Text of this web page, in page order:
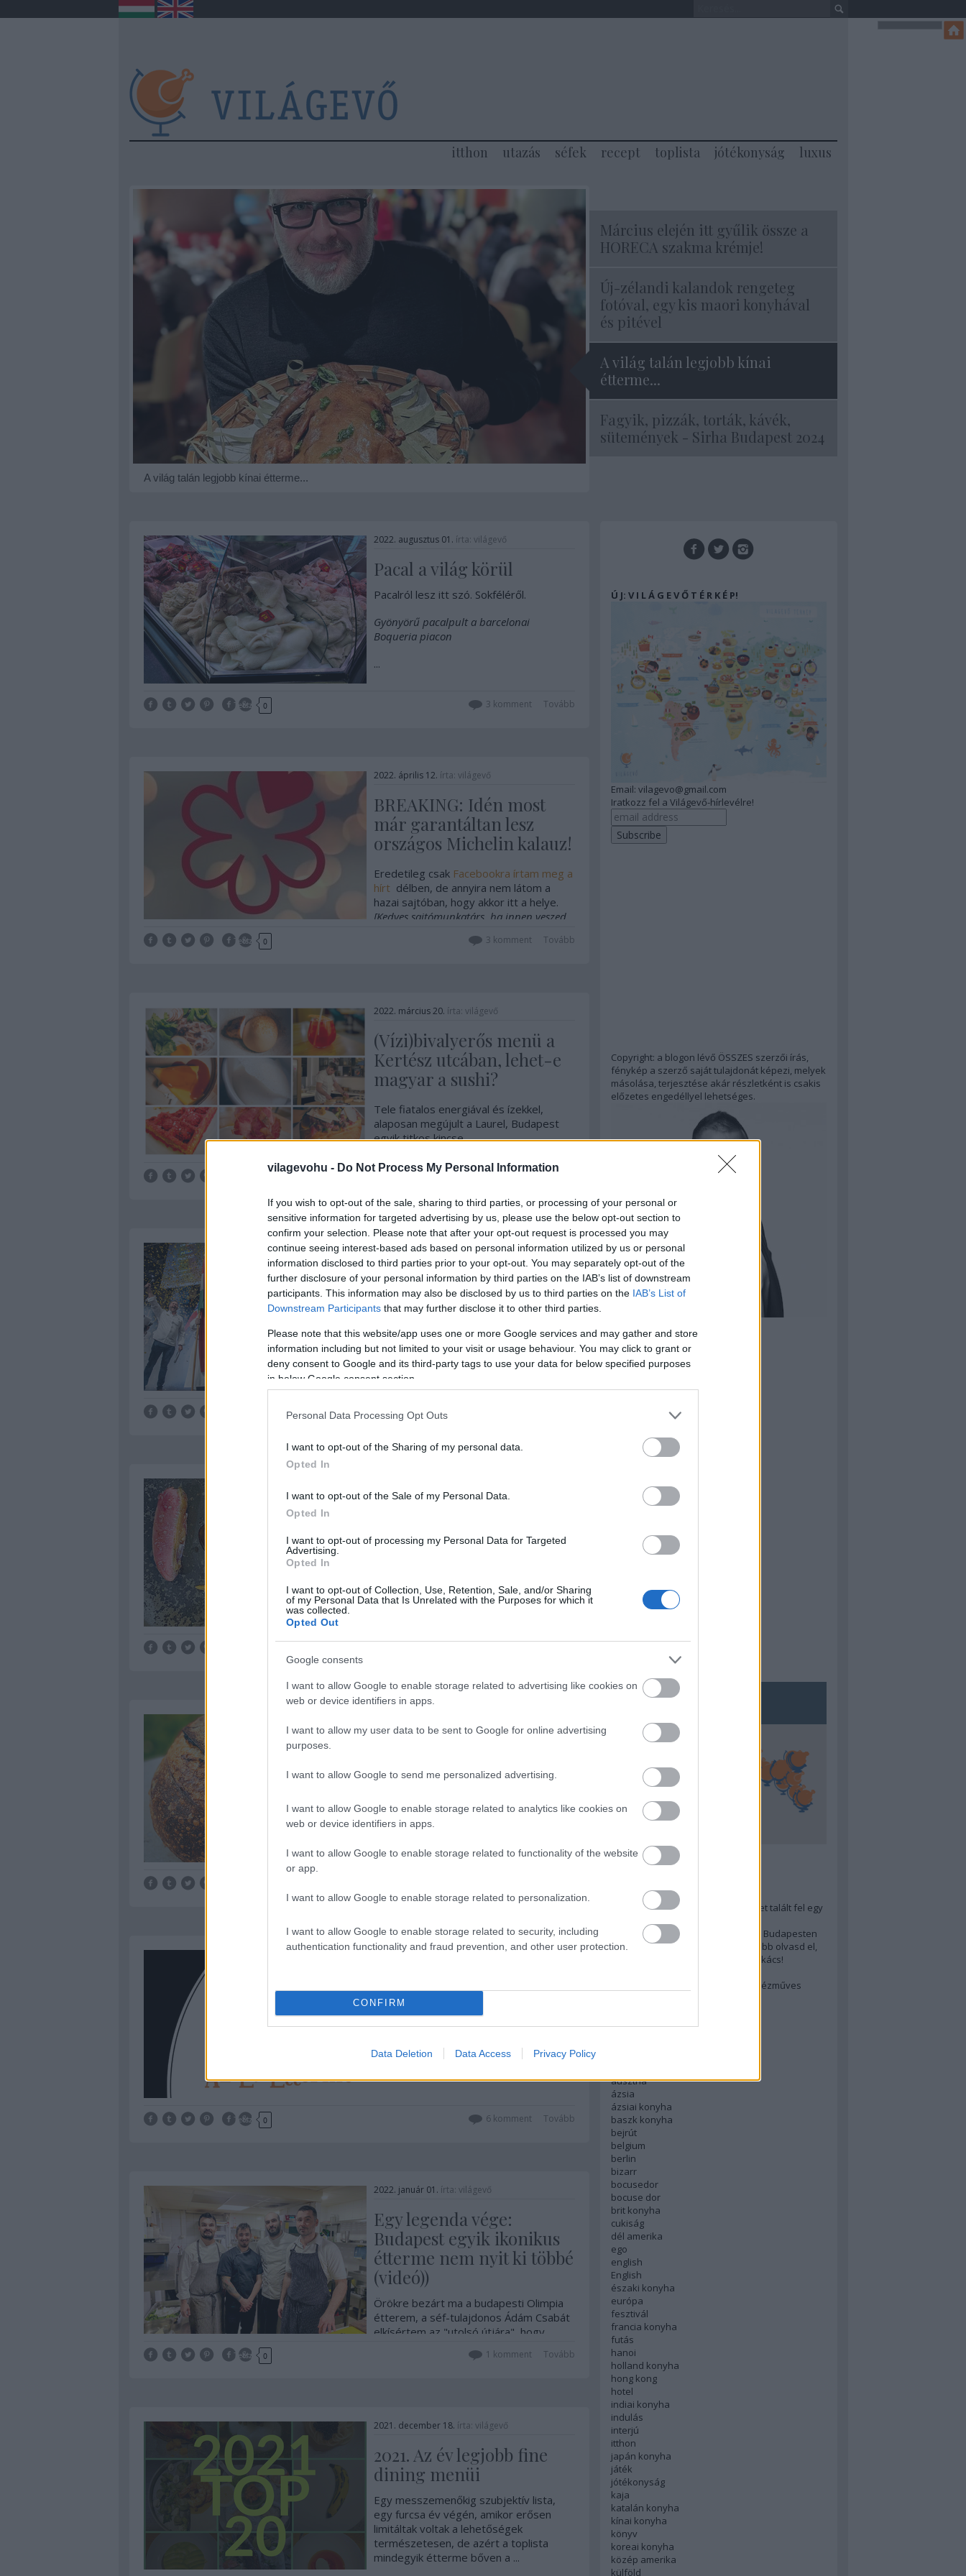
vilagevohu - Do Not Process My Personal Information
If you wish to opt-out of the sale, sharing to third parties, or processing of your personal or
sensitive information for targeted advertising by us, please use the below opt-out section to
confirm your selection. Please note that after your opt-out request is processed you may
continue seeing interest-based ads based on personal information utilized by us or personal
information disclosed to third parties prior to your opt-out. You may separately opt-out of the
further disclosure of your personal information by third parties on the IAB’s list of downstream
participants. This information may also be disclosed by us to third parties on the IAB’s List of
Downstream Participants that may further disclose it to other third parties.
Please note that this website/app uses one or more Google services and may gather and store
information including but not limited to your visit or usage behaviour. You may click to grant or
deny consent to Google and its third-party tags to use your data for below specified purposes
in below Google consent section.
Personal Data Processing Opt Outs
I want to opt-out of the Sharing of my personal data.
Opted In
I want to opt-out of the Sale of my Personal Data.
Opted In
I want to opt-out of processing my Personal Data for Targeted
Advertising.
Opted In
I want to opt-out of Collection, Use, Retention, Sale, and/or Sharing
of my Personal Data that Is Unrelated with the Purposes for which it
was collected.
Opted Out
Google consents
I want to allow Google to enable storage related to advertising like cookies on
web or device identifiers in apps.
I want to allow my user data to be sent to Google for online advertising
purposes.
I want to allow Google to send me personalized advertising.
I want to allow Google to enable storage related to analytics like cookies on
web or device identifiers in apps.
I want to allow Google to enable storage related to functionality of the website
or app.
I want to allow Google to enable storage related to personalization.
I want to allow Google to enable storage related to security, including
authentication functionality and fraud prevention, and other user protection.
CONFIRM
Data Deletion Data Access Privacy Policy
itthon utazás séfek recept toplista jótékonyság luxus
A világ talán legjobb kínai étterme...
Március elején itt gyűlik össze a
HORECA szakma krémje!
Új-zélandi kalandok rengeteg
fotóval, egy kis maori konyhával
és pitével
A világ talán legjobb kínai
étterme...
Fagyik, pizzák, torták, kávék,
sütemények - Sirha Budapest 2024
2022. augusztus 01. írta: világevő
Pacal a világ körül
Pacalról lesz itt szó. Sokféléről.
Gyönyörű pacalpult a barcelonai
Boqueria piacon
...
Tetszik 0 Tovább
3 komment
2022. április 12. írta: világevő
BREAKING: Idén most
már garantáltan lesz
országos Michelin kalauz!
Eredetileg csak Facebookra írtam meg a
hírt délben, de annyira nem látom a
hazai sajtóban, hogy akkor itt a helye.
[Kedves sajtómunkatárs, ha innen veszed
Tetszik 0 Tovább
3 komment
2022. március 20. írta: világevő
(Vízi)bivalyerős menü a
Kertész utcában, lehet-e
magyar a sushi?
Tele fiatalos energiával és ízekkel,
alaposan megújult a Laurel, Budapest
egyik titkos kincse.
...
Tovább
2komment
2022. március 17.írta:világevő
Így juthatsz be a Bocuse
d'Orra - és minden más
fontos a Sirháról
Már csak kevesebb, mint egy hét van a
Bocuse d'Or európai döntőjéig, ami egy
grandiózus HoReCa expó keretében
zajlik, összeszedtem minden fontosat
amit akar
Szép csendesen átvette a Costes-
csoport szakmai irányítását, a végleg
mutatkozott ...
nyitott!
pékségek nyitása mindig ünnep, ugyanis
ez nem olyan műfaj, amit divatból, félig-
teljes ...
2022. január 07.írta:világevő
Hosszas mérlegelés után a Világevő
zsűrije egyhangú szavazáson
Tetszik 0 Tovább
6komment
2022. január 01. írta: világevő
Egy legenda vége:
Budapest egyik ikonikus
étterme nem nyit ki többé
(videó))
Örökre bezárt ma a budapesti Olimpia
étterem, a séf-tulajdonos Ádám Csabát
elkísértem az "utolsó útjára", hogy
Tetszik 0 Tovább
1 komment
2021. december 18. írta: világevő
2021. Az év legjobb fine
dining menüi
Egy messzemenőkig szubjektív lista,
egy furcsa év végén, amikor erősen
limitáltak voltak a lehetőségek
természetesen, de azért a toplista
mindegyik étterme bőven a ...
Ú J: V I L Á G E V Ő T É R K É P!
Email: vilagevo@gmail.com
Iratkozz fel a Világevő-hírlevélre!
Copyright: a blogon lévő ÖSSZES szerzői írás,
fénykép a szerző saját tulajdonát képezi, melyek
másolása, terjesztése akár részletként is csakis
előzetes engedéllyel lehetséges.
Annyira menő Budapest-térképet talált fel egy
A 10 legjobb (elérhető árú) ebéd Budapesten
Szakács akarsz lenni? Akkor előbb olvasd el,
mit gondol erről egy magyar szakács!
Budapest rejtett kincsei: orosz kézműves
ausztria
ázsia
ázsiai konyha
baszk konyha
bejrút
belgium
berlin
bizarr
bocusedor
bocuse dor
brit konyha
cukiság
dél amerika
ego
english
English
északi konyha
európa
fesztivál
francia konyha
futás
hanoi
holland konyha
hong kong
hotel
indiai konyha
indulás
interjú
itthon
japán konyha
játék
jótékonyság
kaja
katalán konyha
kínai konyha
könyv
koreai konyha
közép amerika
külföld